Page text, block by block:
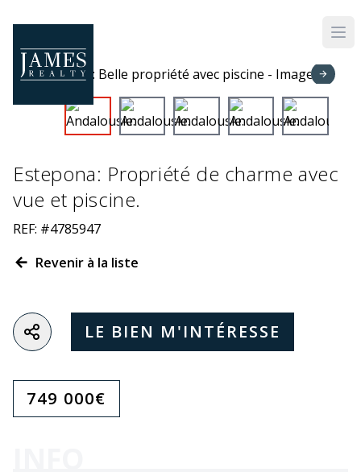
Estepona: Propriété de charme avec
vue et piscine.
REF: #4785947
Revenir à la liste
LE BIEN M'INTÉRESSE
749 000€